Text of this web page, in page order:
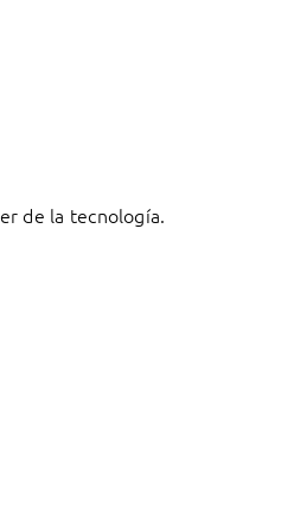
de la tecnología.